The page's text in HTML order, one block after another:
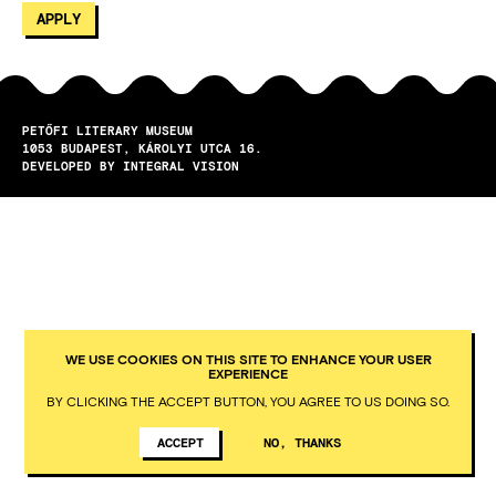
PETŐFI LITERARY MUSEUM
1053
BUDAPEST
KÁROLYI UTCA 16.
DEVELOPED BY INTEGRAL VISION
WE USE COOKIES ON THIS SITE TO ENHANCE YOUR USER
EXPERIENCE
BY CLICKING THE ACCEPT BUTTON, YOU AGREE TO US DOING SO.
ACCEPT NO, THANKS